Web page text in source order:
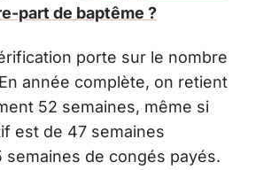
part de baptême ?
porte sur le nombre
année complète, on retient
52 semaines, même si
est de 47 semaines
semaines de congés payés.